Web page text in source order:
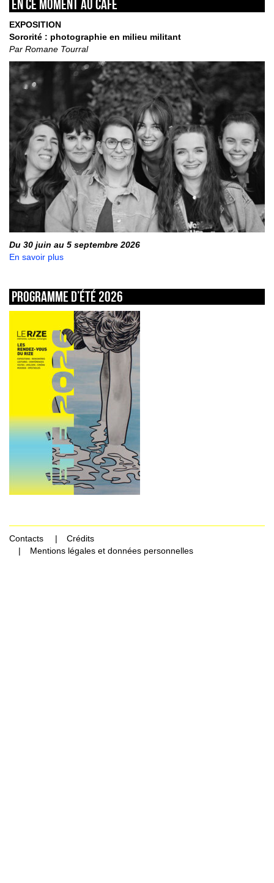
En ce moment au café
EXPOSITION
Sororité : photographie en milieu militant
Par Romane Tourral
Du 30 juin au 5 septembre 2026
En savoir plus
Programme d’été 2026
Contacts
Crédits
Mentions légales et données personnelles